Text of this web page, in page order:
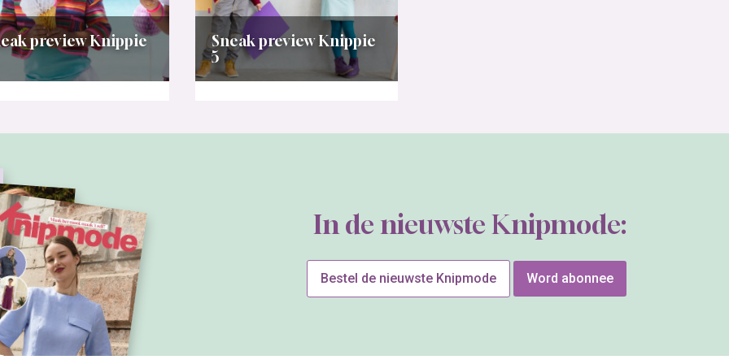
preview Knippie
Sneak preview Knippie
5
In de nieuwste Knipmode:
Bestel de nieuwste Knipmode Word abonnee